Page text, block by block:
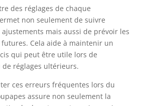
des réglages de chaque
non seulement de suivre
ajustements mais aussi de prévoir les
Cela aide à maintenir un
qui peut être utile lors de
de réglages ultérieurs.
ces erreurs fréquentes lors du
assure non seulement la